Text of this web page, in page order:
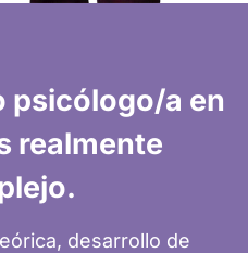
psicólogo/a en
realmente
desarrollo de